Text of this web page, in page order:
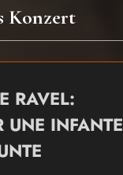
Konzert
RAVEL:
UNE INFANTE